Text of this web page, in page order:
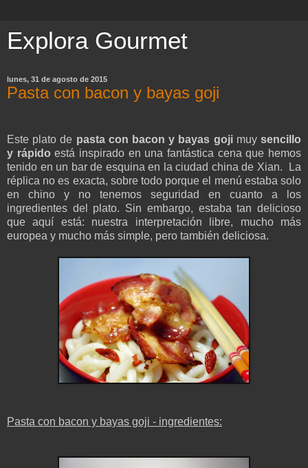
Explora Gourmet
lunes, 31 de agosto de 2015
Pasta con bacon y bayas goji
Este plato de pasta con bacon y bayas gojimuysencillo
y rápido está inspirado en una fantástica cena que hemos
tenido en un bar de esquina en la ciudad china de Xian. La
réplica no es exacta, sobre todo porque el menú estaba solo
en chino y no tenemos seguridad en cuanto a los
ingredientes del plato. Sin embargo, estaba tan delicioso
que aquí está: nuestra interpretación libre, mucho más
europea y mucho más simple, pero también deliciosa.
Pasta con bacon y bayas goji - ingredientes: